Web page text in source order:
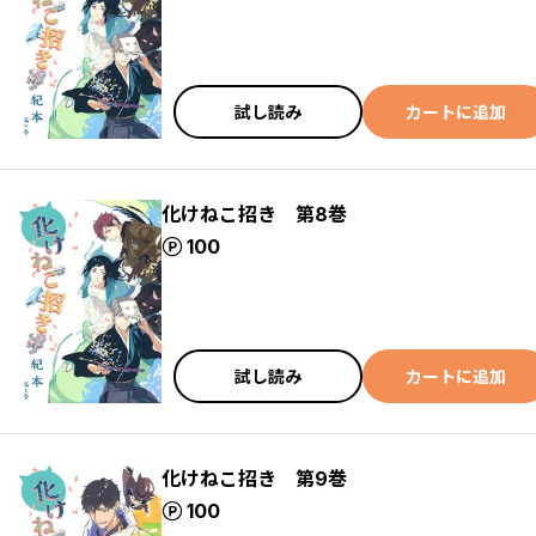
試し読み カートに追加
化けねこ招き 第8巻
100
ポイント
試し読み カートに追加
化けねこ招き 第9巻
100
ポイント